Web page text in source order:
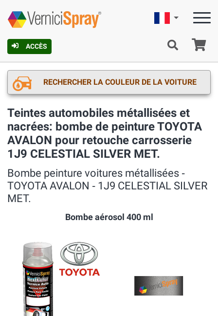
ACCÈS
Française
RECHERCHER LA COULEUR DE LA VOITURE
Teintes automobiles métallisées et
nacrées: bombe de peinture TOYOTA
AVALON pour retouche carrosserie
1J9 CELESTIAL SILVER MET.
Bombe peinture voitures métallisées ‐
TOYOTA AVALON ‐ 1J9 CELESTIAL SILVER
MET.
Bombe aérosol 400 ml